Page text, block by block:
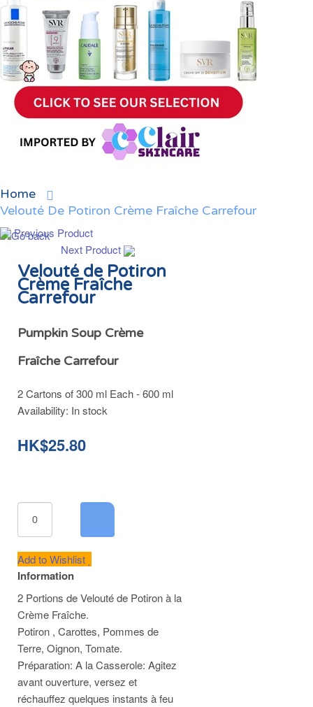
Home
Velouté De Potiron Crème Fraîche Carrefour
Previous Product
Next Product
Velouté de Potiron
Crème Fraîche
Carrefour
Pumpkin Soup Crème
Fraîche Carrefour
2 Cartons of 300 ml Each - 600 ml
Availability: In stock
HK$25.80
Add to Wishlist
Information
2 Portions de Velouté de Potiron à la
Crème Fraîche.
Potiron , Carottes, Pommes de
Terre, Oignon, Tomate.
Préparation: A la Casserole: Agitez
avant ouverture, versez et
réchauffez quelques instants à feu